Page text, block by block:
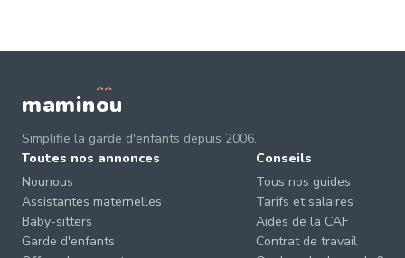
maminou
Simplifie la garde d'enfants depuis 2006.
Toutes nos annonces
Nounous
Assistantes maternelles
Baby-sitters
Garde d'enfants
Conseils
Tous nos guides
Tarifs et salaires
Aides de la CAF
Contrat de travail